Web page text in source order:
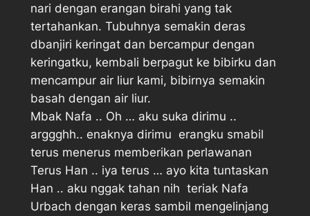
nari dengan erangan birahi yang tak
tertahankan. Tubuhnya semakin deras
dbanjiri keringat dan bercampur dengan
keringatku, kembali berpagut ke bibirku dan
mencampur air liur kami, bibirnya semakin
basah dengan air liur.
Mbak Nafa .. Oh … aku suka dirimu ..
arggghh.. enaknya dirimu  erangku smabil
terus menerus memberikan perlawanan
Terus Han .. iya terus … ayo kita tuntaskan
Han .. aku nggak tahan nih  teriak Nafa
Urbach dengan keras sambil mengelinjang